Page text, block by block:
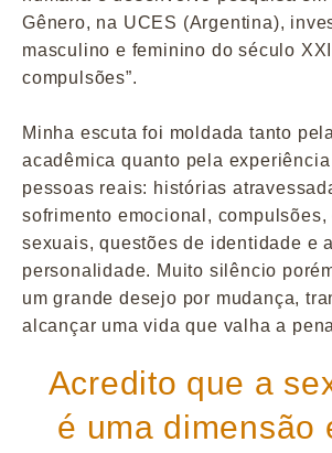
Gênero, na UCES (Argentina),
masculino e feminino do século
compulsões”.
Minha escuta foi moldada tanto
acadêmica quanto pela
pessoas reais: histórias
sofrimento emocional,
sexuais, questões de identidade e
personalidade. Muito silêncio
um grande desejo por mudança,
alcançar uma vida que valha a
Acredito que a
é uma dimensão